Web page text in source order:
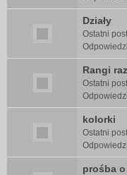
Działy
Ostatni
Rangi
Ostatni
kolorki
Ostatni
prośba